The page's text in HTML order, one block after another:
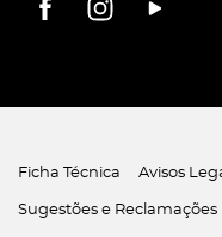
Ficha Técnica Avisos
Sugestões e Reclamações